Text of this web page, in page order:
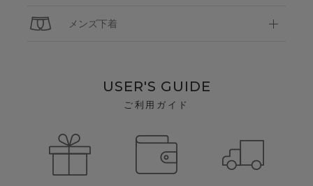
メンズ下着
USER'S GUIDE
ご利用ガイド